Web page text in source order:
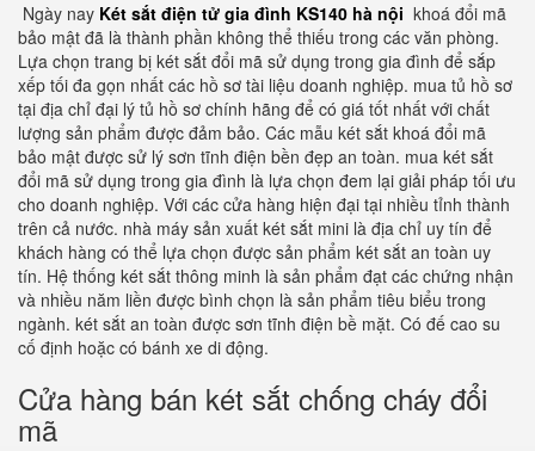
Ngày nay Két sắt điện tử gia đình KS140 hà nội khoá đổi mã
bảo mật đã là thành phần không thể thiếu trong các văn phòng.
Lựa chọn trang bị két sắt đổi mã sử dụng trong gia đình để sắp
xếp tối đa gọn nhất các hồ sơ tài liệu doanh nghiệp. mua tủ hồ sơ
tại địa chỉ đại lý tủ hồ sơ chính hãng để có giá tốt nhất với chất
lượng sản phẩm được đảm bảo. Các mẫu két sắt khoá đổi mã
bảo mật được sử lý sơn tĩnh điện bền đẹp an toàn. mua két sắt
đổi mã sử dụng trong gia đình là lựa chọn đem lại giải pháp tối ưu
cho doanh nghiệp. Với các cửa hàng hiện đại tại nhiều tỉnh thành
trên cả nước. nhà máy sản xuất két sắt mini là địa chỉ uy tín để
khách hàng có thể lựa chọn được sản phẩm két sắt an toàn uy
tín. Hệ thống két sắt thông minh là sản phẩm đạt các chứng nhận
và nhiều năm liền được bình chọn là sản phẩm tiêu biểu trong
ngành. két sắt an toàn được sơn tĩnh điện bề mặt. Có đế cao su
cố định hoặc có bánh xe di động.
Cửa hàng bán két sắt chống cháy đổi
mã